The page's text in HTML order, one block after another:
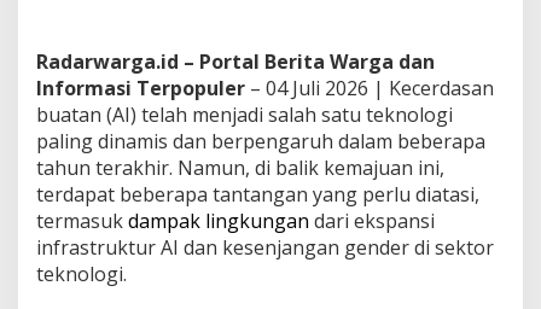
Radarwarga.id – Portal Berita Warga dan
Informasi Terpopuler – 04 Juli 2026 | Kecerdasan
buatan (AI) telah menjadi salah satu teknologi
paling dinamis dan berpengaruh dalam beberapa
tahun terakhir. Namun, di balik kemajuan ini,
terdapat beberapa tantangan yang perlu diatasi,
termasukdampak lingkungan dari ekspansi
infrastruktur AI dan kesenjangan gender di sektor
teknologi.